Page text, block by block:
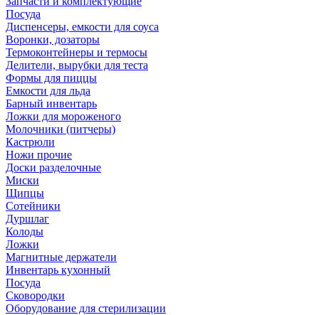
Посуда
Диспенсеры, емкости для соуса
Воронки, дозаторы
Термоконтейнеры и термосы
Делители, вырубки для теста
Формы для пиццы
Емкости для льда
Барный инвентарь
Ложки для мороженого
Молочники (питчеры)
Кастрюли
Ножи прочие
Доски разделочные
Миски
Щипцы
Сотейники
Дуршлаг
Колоды
Ложки
Магнитные держатели
Инвентарь кухонный
Посуда
Сковородки
Оборудование для стерилизации